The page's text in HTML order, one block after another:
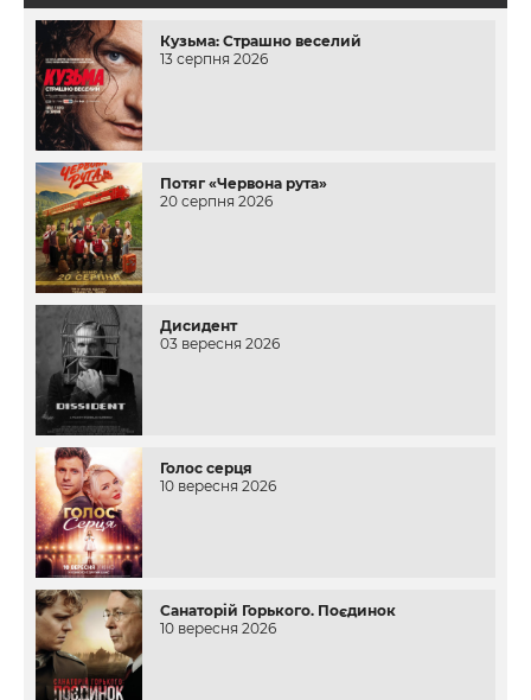
Кузьма: Страшно веселий
13 серпня 2026
Потяг «Червона рута»
20 серпня 2026
Дисидент
03 вересня 2026
Голос серця
10 вересня 2026
Санаторій Горького. Поєдинок
10 вересня 2026